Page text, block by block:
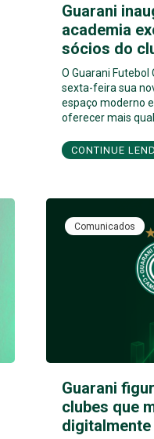
Guarani
academia
sócios do
O Guarani
sexta-feira sua
espaço moderno
oferecer mais
CONTINUE
Comunicados
Guarani
clubes que